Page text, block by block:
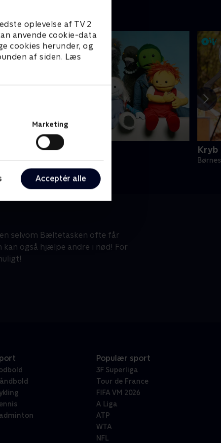
oplevelse af TV 2
anvende cookie-data
cookies herunder, og
af siden. Læs
Marketing
Acceptér alle
Tagkammeraterne
• 1 sæsoner
selvom Bæltetasken ofte får
også hjælpe andre i nød! For
Populær sport
3F Superliga
Tour de France
FIFA VM 2026
A Liga
ATP
WTA
NFL